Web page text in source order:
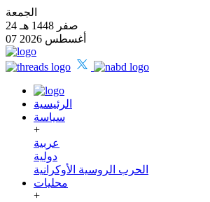
الجمعة
24 صفر 1448 هـ
07 أغسطس 2026
الرئيسية
سياسة
+
عربية
دولية
الحرب الروسية الأوكرانية
محليات
+